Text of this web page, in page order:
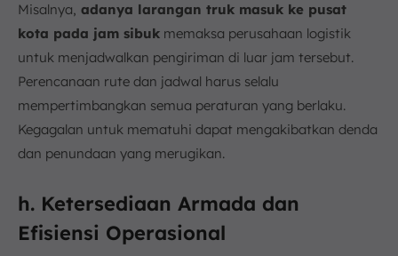
Misalnya, adanya larangan truk masuk ke pusat
kota pada jam sibuk memaksa perusahaan logistik
untuk menjadwalkan pengiriman di luar jam tersebut.
Perencanaan rute dan jadwal harus selalu
mempertimbangkan semua peraturan yang berlaku.
Kegagalan untuk mematuhi dapat mengakibatkan denda
dan penundaan yang merugikan.
h. Ketersediaan Armada dan
Efisiensi Operasional